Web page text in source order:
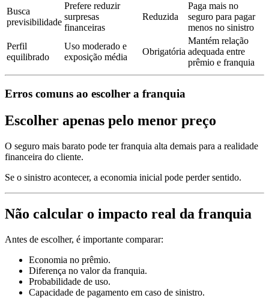
Busca
previsibilidade
Prefere reduzir
surpresas
financeiras
Reduzida
Paga mais no
seguro para pagar
menos no sinistro
Perfil
equilibrado
Uso moderado e
exposição média
Obrigatória
Mantém relação
adequada entre
prêmio e franquia
Erros comuns ao escolher a franquia
Escolher apenas pelo menor preço
O seguro mais barato pode ter franquia alta demais para a realidade
financeira do cliente.
Se o sinistro acontecer, a economia inicial pode perder sentido.
Não calcular o impacto real da franquia
Antes de escolher, é importante comparar:
Economia no prêmio.
Diferença no valor da franquia.
Probabilidade de uso.
Capacidade de pagamento em caso de sinistro.